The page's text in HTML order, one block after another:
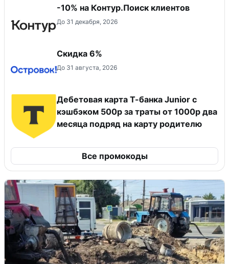
-10% на Контур.Поиск клиентов
До 31 декабря, 2026
Скидка 6%
До 31 августа, 2026
Дебетовая карта Т-банка Junior с
кэшбэком 500р за траты от 1000р два
месяца подряд на карту родителю
Все промокоды